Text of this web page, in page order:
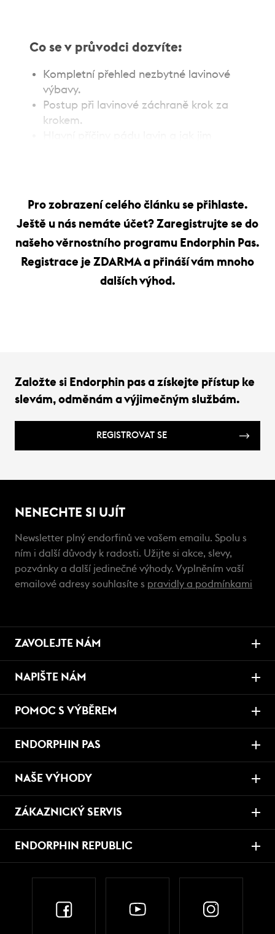
Co se v průvodci dozvíte:
Kompletní přehled nezbytné lavinové
výbavy.
Postup při lavinové záchraně krok za
krokem.
Jak plánovat skialpovou túru s ohledem
na bezpečnost.
Lavinová výbava – základ
bezpečnosti v horách
Pro zobrazení celého článku se přihlaste.
Ještě u nás nemáte účet? Zaregistrujte se do
našeho věrnostního programu Endorphin Pas.
Registrace je ZDARMA a přináší vám mnoho
dalších výhod.
Založte si Endorphin pas a získejte přístup ke
slevám, odměnám a výjimečným službám.
REGISTROVAT SE
NENECHTE SI UJÍT
Newsletter plný endorfinů ve vašem emailu. Spolu s
ním i další důvody k radosti. Užijte si akce, slevy,
pozvánky a další jedinečné výhody. Vyplněním vaší
emailové adresy souhlasíte s pravidly a podmínkami
ZAVOLEJTE NÁM
NAPIŠTE NÁM
POMOC S VÝBĚREM
ENDORPHIN PAS
NAŠE VÝHODY
ZÁKAZNICKÝ SERVIS
ENDORPHIN REPUBLIC